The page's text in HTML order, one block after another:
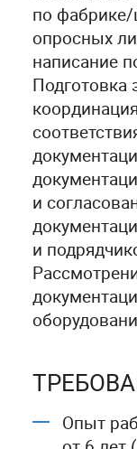
по фабрике/
опросных
написание
и
и
Опыт